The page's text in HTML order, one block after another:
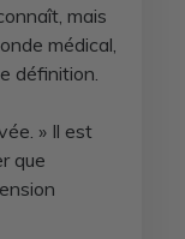
mais
médical,
définition.
» Il est
que